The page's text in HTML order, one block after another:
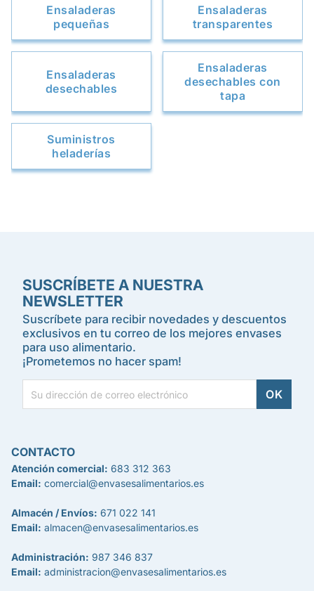
Ensaladeras
pequeñas
Ensaladeras
transparentes
Ensaladeras
desechables
Ensaladeras
desechables con
tapa
Suministros
heladerías
SUSCRÍBETE A NUESTRA
NEWSLETTER
Suscríbete para recibir novedades y descuentos
exclusivos en tu correo de los mejores envases
para uso alimentario.
¡Prometemos no hacer spam!
CONTACTO
Atención comercial: 683 312 363
Email: comercial@envasesalimentarios.es
Almacén / Envíos: 671 022 141
Email: almacen@envasesalimentarios.es
Administración: 987 346 837
Email: administracion@envasesalimentarios.es